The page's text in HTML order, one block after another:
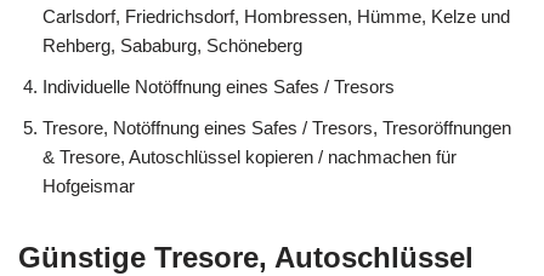
Carlsdorf, Friedrichsdorf, Hombressen, Hümme, Kelze und
Rehberg, Sababurg, Schöneberg
Individuelle Notöffnung eines Safes / Tresors
Tresore, Notöffnung eines Safes / Tresors, Tresoröffnungen
& Tresore, Autoschlüssel kopieren / nachmachen für
Hofgeismar
Günstige Tresore, Autoschlüssel